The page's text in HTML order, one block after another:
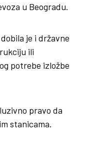
u Beogradu.
je i državne
ili
potrebe izložbe
pravo da
stanicama.